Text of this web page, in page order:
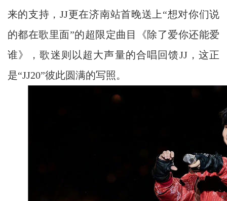
来的支持，JJ更在济南站首晚送上“想对你们说
的都在歌里面”的超限定曲目《除了爱你还能爱
谁》，歌迷则以超大声量的合唱回馈JJ，这正
是“JJ20”彼此圆满的写照。